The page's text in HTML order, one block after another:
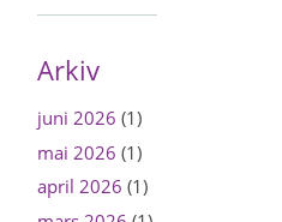
Arkiv
juni 2026 (1)
mai 2026 (1)
april 2026 (1)